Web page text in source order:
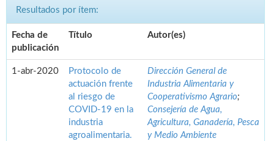
Resultados por ítem:
Fecha de
publicación
Título Autor(es)
1-abr-2020
Protocolo de
actuación frente
al riesgo de
COVID-19 en la
industria
agroalimentaria.
Dirección General de
Industria Alimentaria y
Cooperativismo Agrario;
Consejería de Agua,
Agricultura, Ganadería, Pesca
y Medio Ambiente